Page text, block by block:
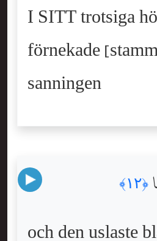
I SITT trotsiga
förnekade
sanningen
﴿١٢﴾
och den uslaste